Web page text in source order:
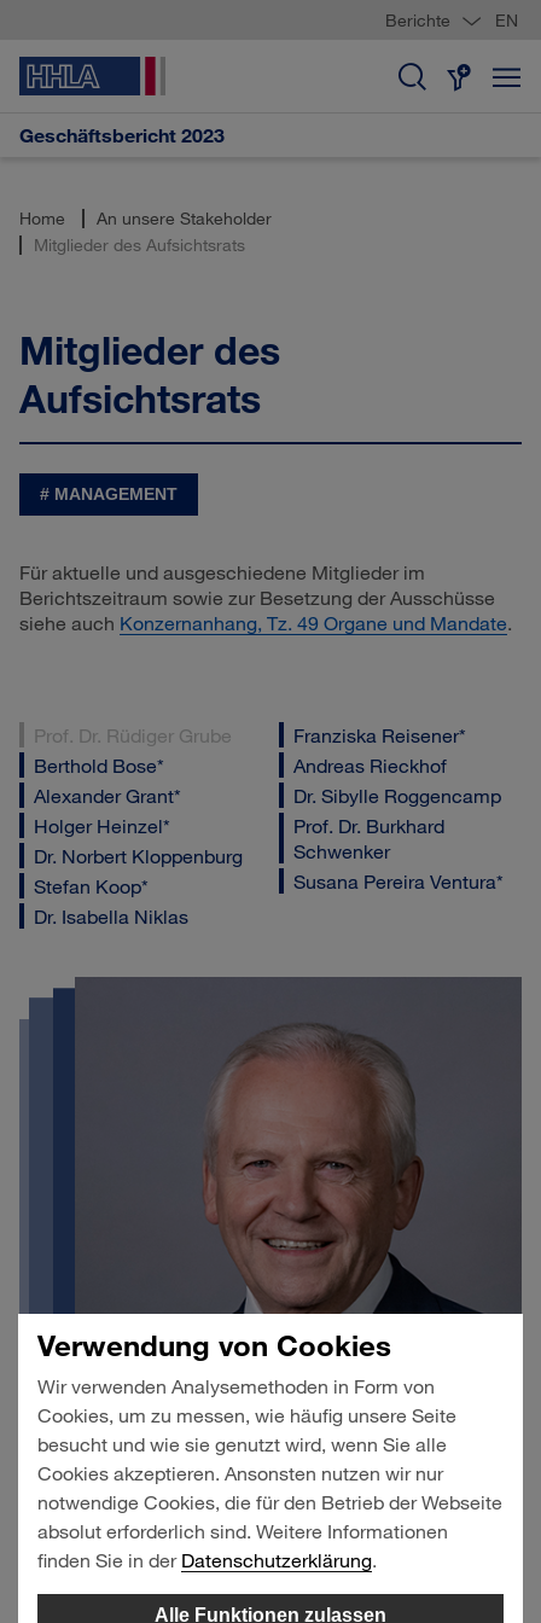
Berichte EN
Geschäftsbericht 2023
Home
An unsere Stakeholder
Mitglieder des Aufsichtsrats
Mitglieder des
Aufsichtsrats
MANAGEMENT
Für aktuelle und ausgeschiedene Mitglieder im
Berichtszeitraum sowie zur Besetzung der Ausschüsse
siehe auch Konzernanhang, Tz. 49 Organe und Mandate.
Prof. Dr. Rüdiger Grube
Berthold Bose*
Alexander Grant*
Holger Heinzel*
Dr. Norbert Kloppenburg
Stefan Koop*
Dr. Isabella Niklas
Franziska Reisener*
Andreas Rieckhof
Dr. Sibylle Roggencamp
Prof. Dr. Burkhard
Schwenker
Susana Pereira Ventura*
Verwendung von Cookies
Wir verwenden Analysemethoden in Form von
Cookies, um zu messen, wie häufig unsere Seite
besucht und wie sie genutzt wird, wenn Sie alle
Cookies akzeptieren. Ansonsten nutzen wir nur
notwendige Cookies, die für den Betrieb der Webseite
absolut erforderlich sind. Weitere Informationen
finden Sie in der Datenschutzerklärung.
Alle Funktionen zulassen